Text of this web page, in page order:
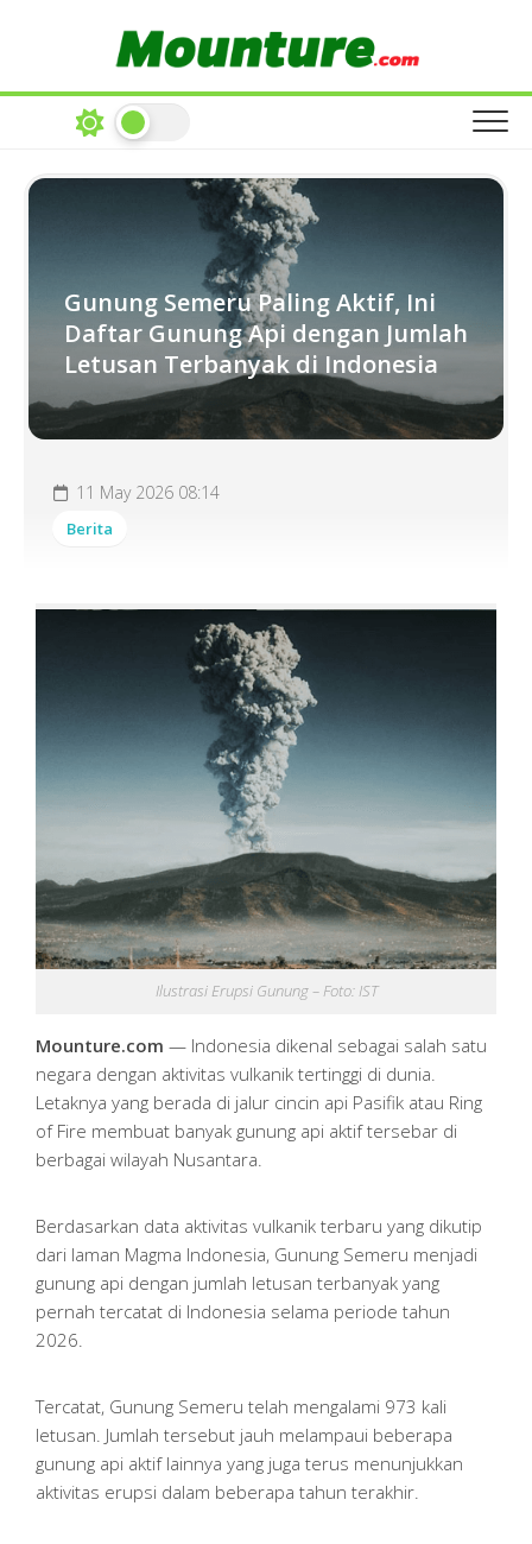
Gunung Semeru Paling Aktif, Ini
Daftar Gunung Api dengan Jumlah
Letusan Terbanyak di Indonesia
11 May 2026 08:14
Berita
Ilustrasi Erupsi Gunung – Foto: IST
Mounture.com — Indonesia dikenal sebagai salah satu
negara dengan aktivitas vulkanik tertinggi di dunia.
Letaknya yang berada di jalur cincin api Pasifik atau Ring
of Fire membuat banyak gunung api aktif tersebar di
berbagai wilayah Nusantara.
Berdasarkan data aktivitas vulkanik terbaru yang dikutip
dari laman Magma Indonesia, Gunung Semeru menjadi
gunung api dengan jumlah letusan terbanyak yang
pernah tercatat di Indonesia selama periode tahun
2026.
Tercatat, Gunung Semeru telah mengalami 973 kali
letusan. Jumlah tersebut jauh melampaui beberapa
gunung api aktif lainnya yang juga terus menunjukkan
aktivitas erupsi dalam beberapa tahun terakhir.